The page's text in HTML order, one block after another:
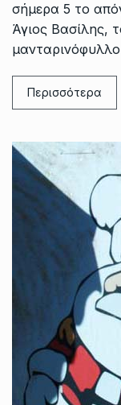
σήμερα 5 το
Άγιος Βασίλης,
μανταρινόφυλλο
Περισσότερα